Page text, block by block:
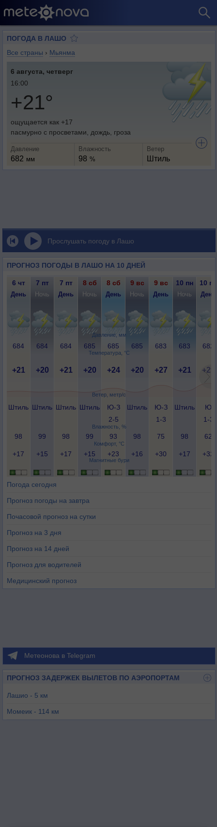
ПОГОДА В ЛАШО
Все страны › Мьянма
6 августа, четверг
16:00
+21°
ощущается как +17
пасмурно с просветами, дождь, гроза
Давление
682 мм
Влажность
98 %
Ветер
Штиль
Прослушать погоду в Лашо
ПРОГНОЗ ПОГОДЫ В ЛАШО НА 10 ДНЕЙ
Давление, мм
Температура, °C
Ветер, метр/с
Влажность, %
Комфорт, °C
Магнитные бури
6 чт 7 пт 7 пт 8 сб 8 сб 9 вс 9 вс 10 пн 10 пн
День Ночь День Ночь День Ночь День Ночь День
684 684 684 685 685 685 683 683 682
+21 +20 +21 +20 +24 +20 +27 +21 +29
Штиль Штиль Штиль Штиль
Ю-З
2-5
Штиль
Ю-З
1-3
Штиль
Ю
1-3
98 99 98 99 93 98 75 98 62
+17 +15 +17 +15 +23 +16 +30 +17 +32
Погода сегодня
Прогноз погоды на завтра
Почасовой прогноз на сутки
Прогноз на 3 дня
Прогноз на 14 дней
Прогноз для водителей
Медицинский прогноз
Метеонова в Telegram
ПРОГНОЗ ЗАДЕРЖЕК ВЫЛЕТОВ ПО АЭРОПОРТАМ
Лашио - 5 км
Момеик - 114 км